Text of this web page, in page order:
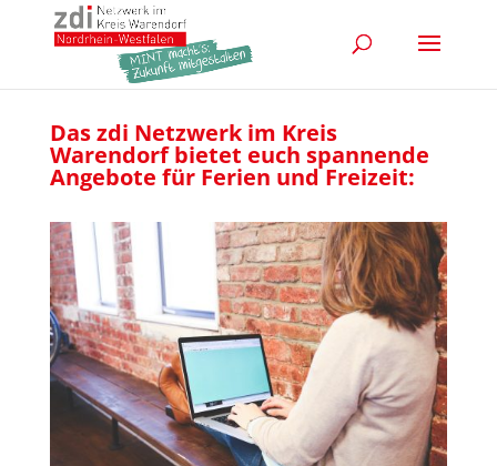
Das zdi Netzwerk im Kreis
Warendorf bietet euch spannende
Angebote für Ferien und Freizeit: